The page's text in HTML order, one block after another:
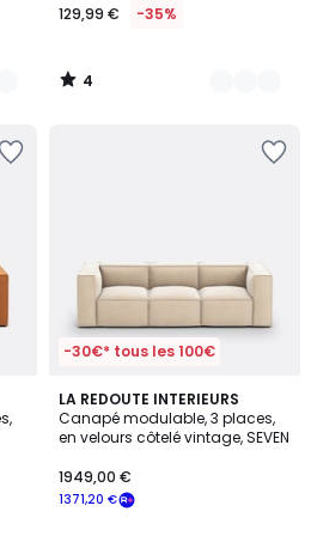
129,99 € -35%
4
/
-30€* tous les 100€
LA REDOUTE INTERIEURS
Canapé modulable, 3 places,
en velours côtelé vintage, SEVEN
1371,20 €
1949,00 €
4
Couleurs